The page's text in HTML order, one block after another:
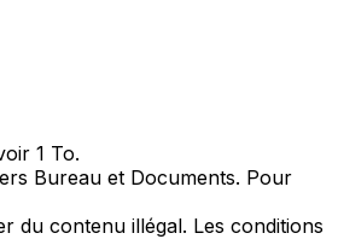
1 To.
Bureau et Documents. Pour
du contenu illégal. Les conditions